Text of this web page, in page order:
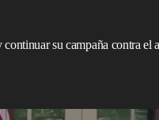
su campaña contra el